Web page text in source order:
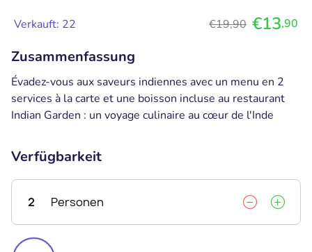
Verkauft: 22 €19,90 €13,90
Zusammenfassung
Évadez-vous aux saveurs indiennes avec un menu en 2
services à la carte et une boisson incluse au restaurant
Indian Garden : un voyage culinaire au cœur de l'Inde
Verfügbarkeit
2 Personen